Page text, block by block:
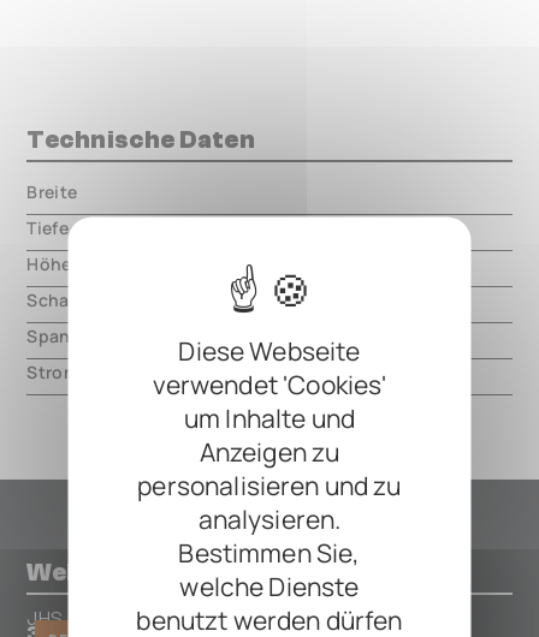
Diese Webseite
verwendet 'Cookies'
um Inhalte und
Anzeigen zu
personalisieren und zu
analysieren.
Bestimmen Sie,
welche Dienste
benutzt werden dürfen
Technische Daten
Breite
Tiefe
Höhe
Schaltungsart
analog
Spannung
9V DC, center negative
Strom
34mA
Weitere Pedals von JHS
JHS